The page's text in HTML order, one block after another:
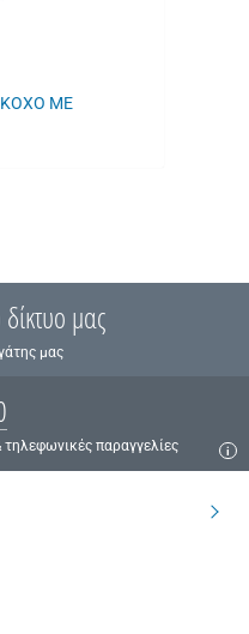
ΜΕ
μας
μας
παραγγελίες